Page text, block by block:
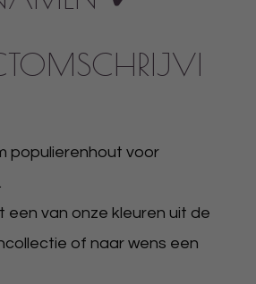
populierenhout voor
een van onze kleuren uit de
of naar wens een